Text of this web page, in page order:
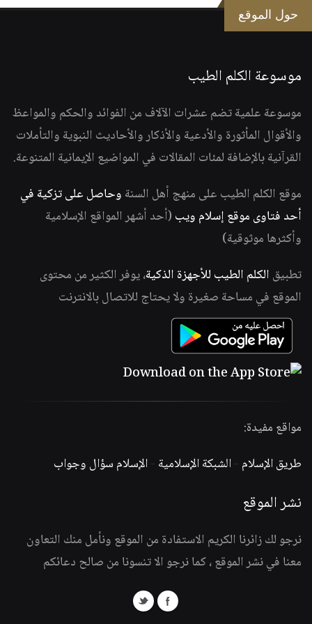
حول الموقع
موسوعة الكلم الطيب
موسوعة علمية تضم عشرات الآلاف من الفوائد والحكم والمواعظ
والأقوال المأثورة والأدعية والأذكار والأحاديث النبوية والتأملات
القرآنية بالإضافة لمئات المقالات في المواضيع الإيمانية المتنوعة.
موقع الكلم الطيب على منهج أهل السنة وحاصل على تزكية في
أحد فتاوى موقع إسلام ويب (أحد أشهر المواقع الإسلامية
وأكثرها موثوقية)
تطبيق الكلم الطيب للأجهزة الذكية، يوفر الكثير من محتوى
الموقع في مساحة صغيرة ولا يحتاج للاتصال بالانترنت
مواقع مفيدة:
طريق الإسلام -الشبكة الإسلامية -الإسلام سؤال وجواب
نشر الموقع
نرجو لك زائرنا الكريم الاستفادة من الموقع ونأمل منك التعاون
معنا في نشر الموقع ، كما نرجو الا تنسونا من صالح دعائكم